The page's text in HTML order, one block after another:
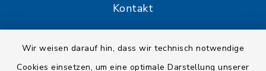
Wir weisen darauf hin, dass wir technisch notwendige
Cookies einsetzen, um eine optimale Darstellung unserer
Kontakt